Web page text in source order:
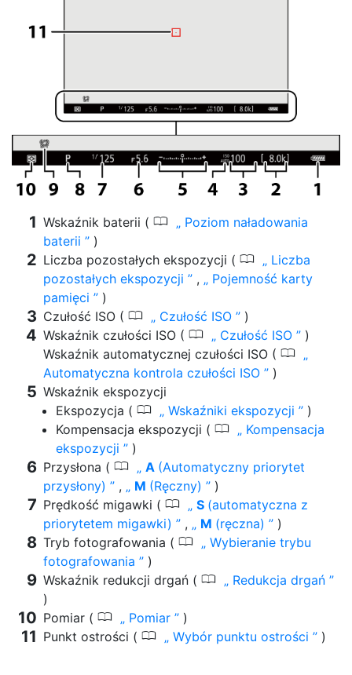
Wskaźnik baterii ( 0
Poziom naładowania
baterii
)
Liczba pozostałych ekspozycji ( 0
Liczba
pozostałych ekspozycji
,
Pojemność karty
pamięci
)
Czułość ISO ( 0 Czułość ISO
)
Wskaźnik czułości ISO ( 0 Czułość ISO
)
Wskaźnik automatycznej czułości ISO ( 0
Automatyczna kontrola czułości ISO
)
Wskaźnik ekspozycji
Ekspozycja ( 0 Wskaźniki ekspozycji
)
Kompensacja ekspozycji ( 0
Kompensacja
ekspozycji
)
Przysłona ( 0 A (Automatyczny priorytet
przysłony)
, M (Ręczny)
)
Prędkość migawki ( 0 S (automatyczna z
priorytetem migawki)
, M (ręczna)
)
Tryb fotografowania ( 0
Wybieranie trybu
fotografowania
)
Wskaźnik redukcji drgań ( 0
Redukcja drgań
)
Pomiar ( 0 Pomiar
)
Punkt ostrości ( 0 Wybór punktu ostrości )